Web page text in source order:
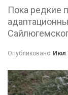
Пока редкие
Опубликовано Июл